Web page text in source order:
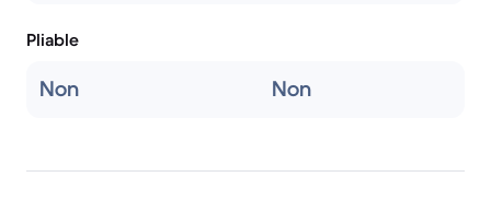
Pliable
Non Non